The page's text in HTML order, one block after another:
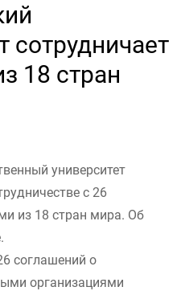
сотрудничает
18 стран
университет
с 26
из 18 стран мира. Об
соглашений о
организациями